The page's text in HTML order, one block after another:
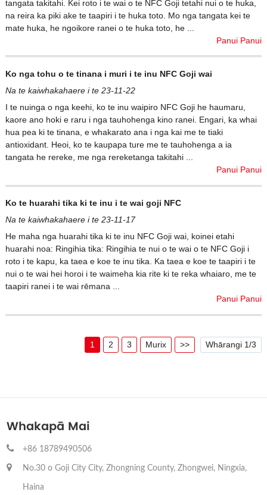
tangata takitahi. Kei roto i te wai o te NFC Goji tetahi nui o te huka,
na reira ka piki ake te taapiri i te huka toto. Mo nga tangata kei te
mate huka, he ngoikore ranei o te huka toto, he ...
Panui Panui
Ko nga tohu o te tinana i muri i te inu NFC Goji wai
Na te kaiwhakahaere i te 23-11-22
I te nuinga o nga keehi, ko te inu waipiro NFC Goji he haumaru,
kaore ano hoki e raru i nga tauhohenga kino ranei. Engari, ka whai
hua pea ki te tinana, e whakarato ana i nga kai me te tiaki
antioxidant. Heoi, ko te kaupapa ture me te tauhohenga a ia
tangata he rereke, me nga rereketanga takitahi ...
Panui Panui
Ko te huarahi tika ki te inu i te wai goji NFC
Na te kaiwhakahaere i te 23-11-17
He maha nga huarahi tika ki te inu NFC Goji wai, koinei etahi
huarahi noa: Ringihia tika: Ringihia te nui o te wai o te NFC Goji i
roto i te kapu, ka taea e koe te inu tika. Ka taea e koe te taapiri i te
nui o te wai hei horoi i te waimeha kia rite ki te reka whaiaro, me te
taapiri ranei i te wai rēmana ...
Panui Panui
1 2 3 Murix >> Whārangi 1/3
Whakapā Mai
+86 18789490506
No.30 o Goji City City, Zhongning County, Zhongwei, Ningxia,
Haina